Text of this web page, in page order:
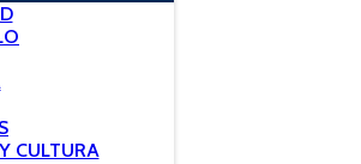
CULTURA